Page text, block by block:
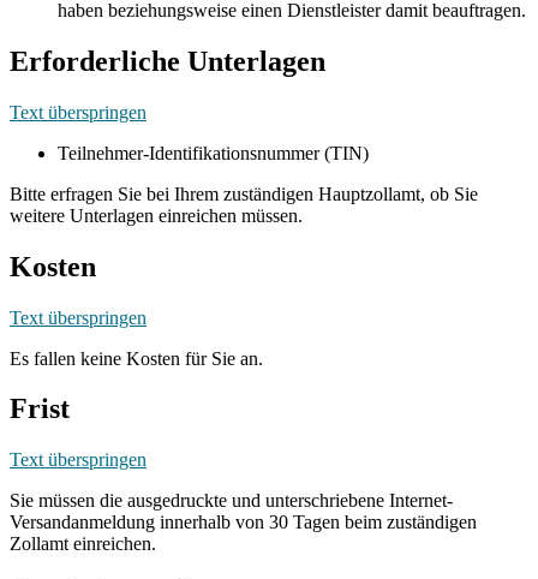
haben beziehungsweise einen Dienstleister damit beauftragen.
Erforderliche Unterlagen
Text überspringen
Teilnehmer-Identifikationsnummer (TIN)
Bitte erfragen Sie bei Ihrem zuständigen Hauptzollamt, ob Sie
weitere Unterlagen einreichen müssen.
Kosten
Text überspringen
Es fallen keine Kosten für Sie an.
Frist
Text überspringen
Sie müssen die ausgedruckte und unterschriebene Internet-
Versandanmeldung innerhalb von 30 Tagen beim zuständigen
Zollamt einreichen.